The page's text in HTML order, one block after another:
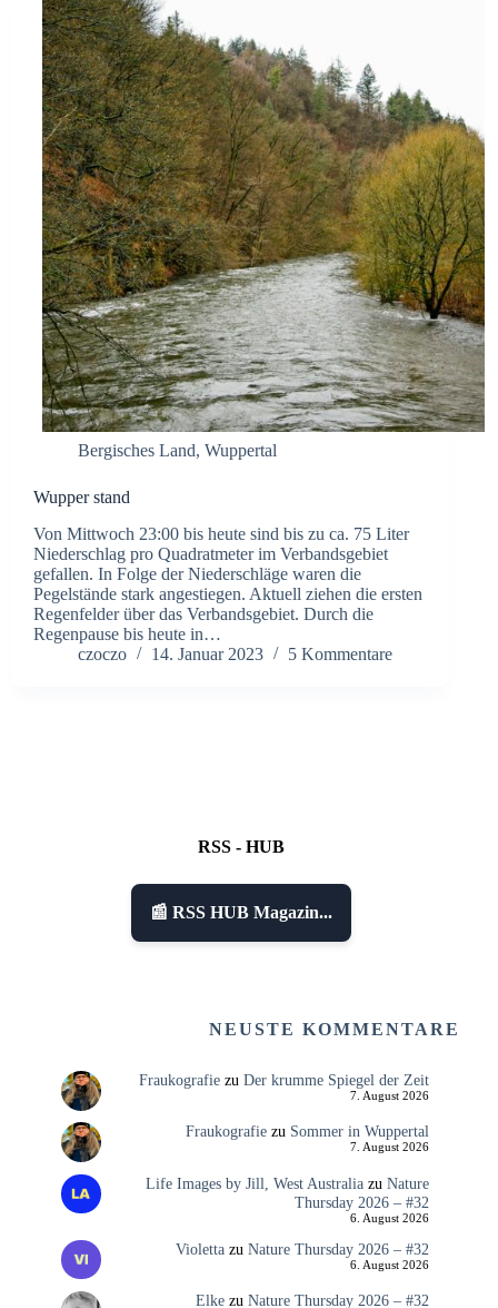
Bergisches Land, Wuppertal
Wupper stand
Von Mittwoch 23:00 bis heute sind bis zu ca. 75 Liter
Niederschlag pro Quadratmeter im Verbandsgebiet
gefallen. In Folge der Niederschläge waren die
Pegelstände stark angestiegen. Aktuell ziehen die ersten
Regenfelder über das Verbandsgebiet. Durch die
Regenpause bis heute in…
czoczo
14. Januar 2023 5 Kommentare
RSS - HUB
📰 RSS HUB Magazin...
NEUSTE KOMMENTARE
Fraukografiezu Der krumme Spiegel der Zeit
7. August 2026
Fraukografiezu Sommer in Wuppertal
7. August 2026
Life Images by Jill, West Australiazu Nature
Thursday 2026 – #32
6. August 2026
Violettazu Nature Thursday 2026 – #32
6. August 2026
Elkezu Nature Thursday 2026 – #32